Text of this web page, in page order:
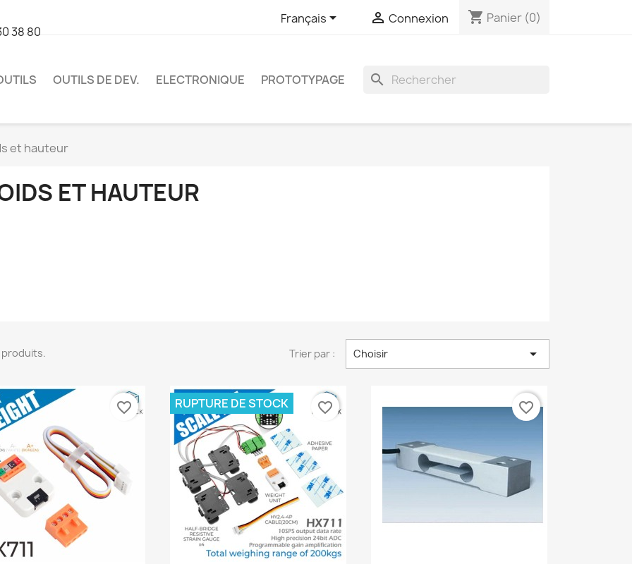
38 80
Français  Connexion shopping_cart Panier (0)
OUTILS DE DEV. ELECTRONIQUE PROTOTYPAGE search
et hauteur
ET HAUTEUR
produits. Trier par : Choisir 
favorite_border RUPTURE DE STOCK favorite_border favorite_border